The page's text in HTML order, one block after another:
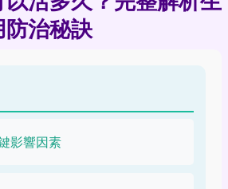
治秘訣
影響因素